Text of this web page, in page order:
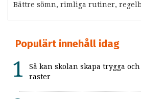
Bättre sömn, rimliga rutiner,
Populärt innehåll idag
Så kan skolan skapa trygga
raster